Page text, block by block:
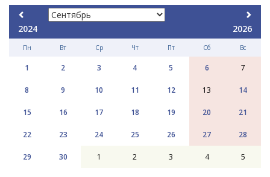
2024 2026
Пн Вт Ср Чт Пт Сб Вс
1 2 3 4 5 6 7
8 9 10 11 12 13 14
15 16 17 18 19 20 21
22 23 24 25 26 27 28
29 30 1 2 3 4 5